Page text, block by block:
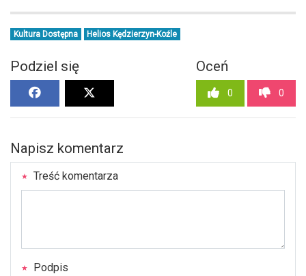
Kultura Dostępna Helios Kędzierzyn-Koźle
Podziel się Oceń
0 0
Napisz komentarz
Treść komentarza
Podpis